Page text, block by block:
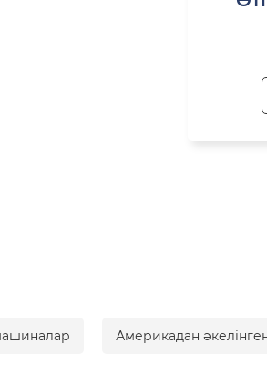
Америкадан